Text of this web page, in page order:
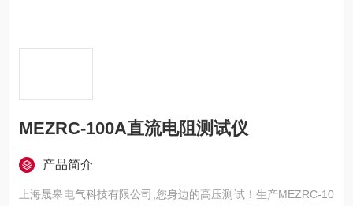
MEZRC-100A直流电阻测试仪
产品简介
上海晟皋电气科技有限公司,您身边的高压测试！生产MEZRC-10